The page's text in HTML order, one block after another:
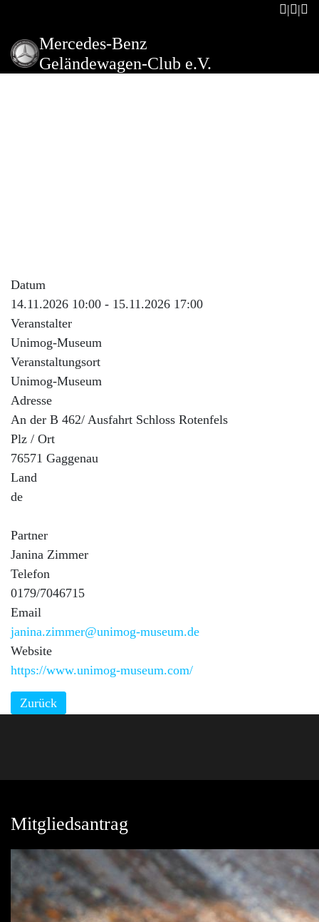
Mercedes-Benz
Geländewagen-Club e.V.
Datum
14.11.2026 10:00 - 15.11.2026 17:00
Veranstalter
Unimog-Museum
Veranstaltungsort
Unimog-Museum
Adresse
An der B 462/ Ausfahrt Schloss Rotenfels
Plz / Ort
76571 Gaggenau
Land
de
Partner
Janina Zimmer
Telefon
0179/7046715
Email
janina.zimmer@unimog-museum.de
Website
https://www.unimog-museum.com/
Zurück
Mitgliedsantrag